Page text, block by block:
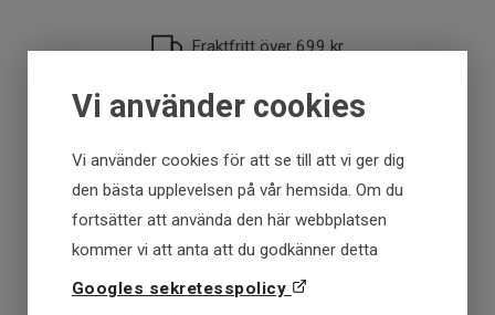
Vi använder cookies
Vi använder cookies för att se till att vi ger dig
den bästa upplevelsen på vår hemsida. Om du
fortsätter att använda den här webbplatsen
kommer vi att anta att du godkänner detta
Googles sekretesspolicy
51-70gFraktfritt över 699 kr
Få först - Betala senare
30 dagar öppet köp
Fysisk butik